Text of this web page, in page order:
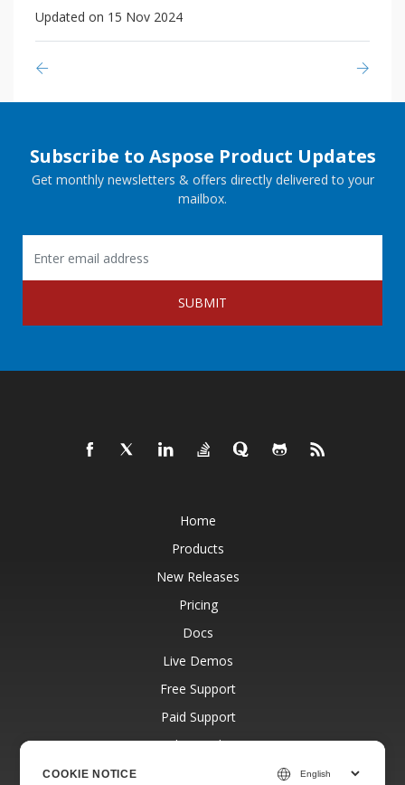
Updated on 15 Nov 2024
Subscribe to Aspose Product Updates
Get monthly newsletters & offers directly delivered to your
mailbox.
SUBMIT
Home
Products
New Releases
Pricing
Docs
Live Demos
Free Support
Paid Support
Paid Consulting
COOKIE NOTICE